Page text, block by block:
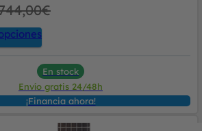
€
En stock
Envío gratis 24/48h
¡Financia ahora!